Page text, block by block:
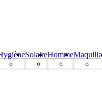
SolaireHomme